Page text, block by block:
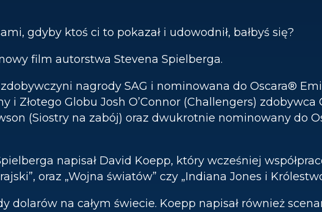
gdyby ktoś ci to pokazał i udowodnił, bałbyś się?
film autorstwa Stevena Spielberga.
nagrody SAG i nominowana do Oscara®
i Złotego Globu Josh O’Connor (Challengers)
(Siostry na zabój) oraz dwukrotnie nominowany do
napisał David Koepp, który wcześniej
oraz „Wojna światów” czy „Indiana Jones i
dolarów na całym świecie. Koepp napisał również